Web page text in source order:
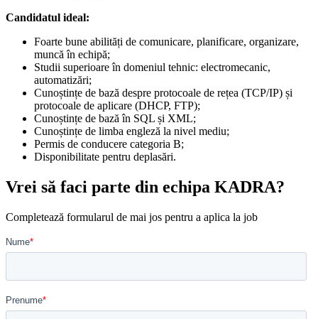
Candidatul ideal:
Foarte bune abilități de comunicare, planificare, organizare,
muncă în echipă;
Studii superioare în domeniul tehnic: electromecanic,
automatizări;
Cunoștințe de bază despre protocoale de rețea (TCP/IP) și
protocoale de aplicare (DHCP, FTP);
Cunoștințe de bază în SQL și XML;
Cunoștințe de limba engleză la nivel mediu;
Permis de conducere categoria B;
Disponibilitate pentru deplasări.
Vrei să faci parte din echipa KADRA?
Completează formularul de mai jos pentru a aplica la job